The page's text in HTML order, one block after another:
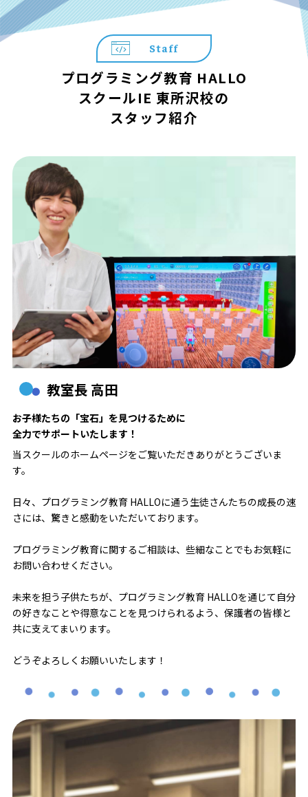
Staff
プログラミング教育 HALLO
スクールIE 東所沢校の
スタッフ紹介
教室長 高田
お子様たちの「宝石」を見つけるために
全力でサポートいたします！
当スクールのホームページをご覧いただきありがとうございま
す。
日々、プログラミング教育 HALLOに通う生徒さんたちの成長の速
さには、驚きと感動をいただいております。
プログラミング教育に関するご相談は、些細なことでもお気軽に
お問い合わせください。
未来を担う子供たちが、プログラミング教育 HALLOを通じて自分
の好きなことや得意なことを見つけられるよう、保護者の皆様と
共に支えてまいります。
どうぞよろしくお願いいたします！